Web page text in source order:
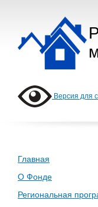
Версия для
Главная
О Фонде
Региональная